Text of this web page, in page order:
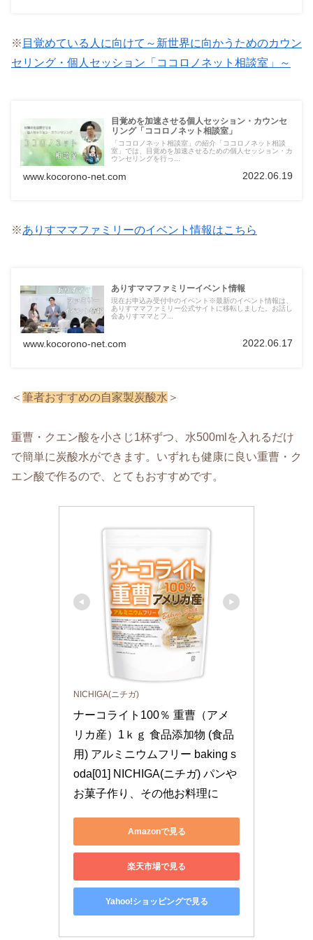
※ 目覚めている人に向けて～新世界に向かうためのカウン
セリング・個人セッション「ココロノネット相談室」～
目覚めを加速させる個人セッション・カウンセ
リング「ココロノネット相談室」
「ココロノネット相談室」の紹介「ココロノネット相談
室」では、目覚めを加速させるための個人セッション・カ
ウンセリングを行っ...
www.kocorono-net.com 2022.06.19
※ありすママファミリーのイベント情報はこちら
ありすママファミリーイベント情報
現在お申込み受付中のイベント※最新のイベント情報は、
ありすママファミリー公式サイトに移転しました。お話し
会ありすママとフ...
www.kocorono-net.com 2022.06.17
＜ 筆者おすすめの自家製炭酸水 ＞
重曹・クエン酸を小さじ1杯ずつ、水500mlを入れるだけ
で簡単に炭酸水ができます。いずれも健康に良い重曹・ク
エン酸で作るので、とてもおすすめです。
NICHIGA(ニチガ)
ナーコライト100％ 重曹（アメ
リカ産）1ｋｇ 食品添加物 (食品
用) アルミニウムフリー baking s
oda[01] NICHIGA(ニチガ) パンや
お菓子作り、その他お料理に
Amazonで見る
楽天市場で見る
Yahoo!ショッピングで見る